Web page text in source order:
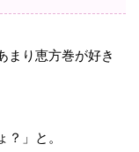
まり恵方巻が好き
？」と。